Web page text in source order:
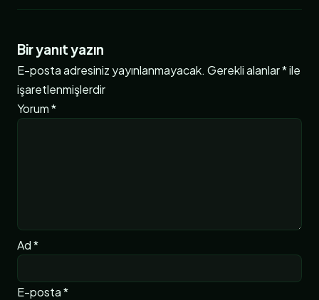
Bir yanıt yazın
E-posta adresiniz yayınlanmayacak. Gerekli alanlar*ile
işaretlenmişlerdir
Yorum*
Ad*
E-posta*